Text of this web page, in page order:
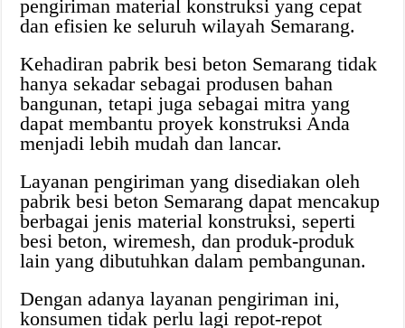
pengiriman material konstruksi yang cepat
dan efisien ke seluruh wilayah Semarang.
Kehadiran pabrik besi beton Semarang tidak
hanya sekadar sebagai produsen bahan
bangunan, tetapi juga sebagai mitra yang
dapat membantu proyek konstruksi Anda
menjadi lebih mudah dan lancar.
Layanan pengiriman yang disediakan oleh
pabrik besi beton Semarang dapat mencakup
berbagai jenis material konstruksi, seperti
besi beton, wiremesh, dan produk-produk
lain yang dibutuhkan dalam pembangunan.
Dengan adanya layanan pengiriman ini,
konsumen tidak perlu lagi repot-repot